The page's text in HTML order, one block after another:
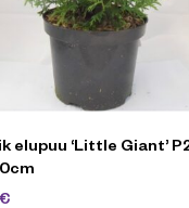
elupuu ‘Little Giant’
€